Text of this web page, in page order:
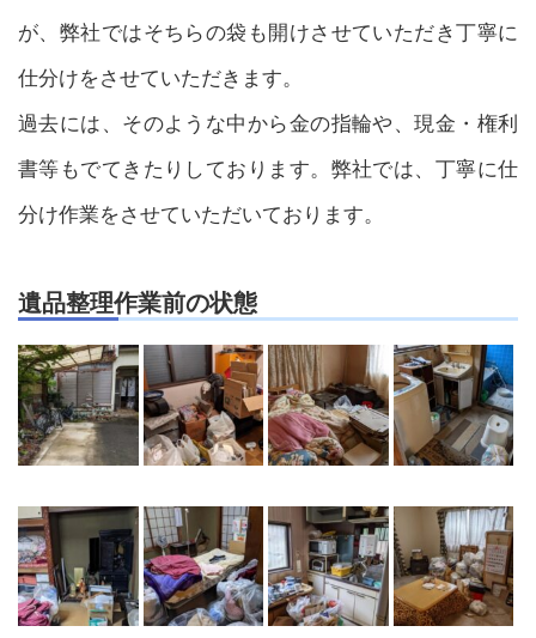
が、弊社ではそちらの袋も開けさせていただき丁寧に
仕分けをさせていただきます。
過去には、そのような中から金の指輪や、現金・権利
書等もでてきたりしております。弊社では、丁寧に仕
分け作業をさせていただいております。
遺品整理作業前の状態